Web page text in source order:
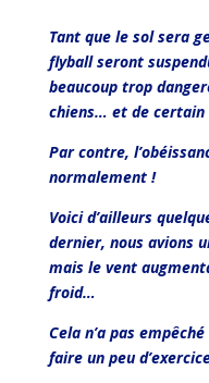
Tant que le sol sera
flyball seront
beaucoup trop
chiens… et de certain
Par contre,
normalement !
Voici d’ailleurs
dernier, nous avions
mais le vent
froid…
Cela n’a pas
faire un peu